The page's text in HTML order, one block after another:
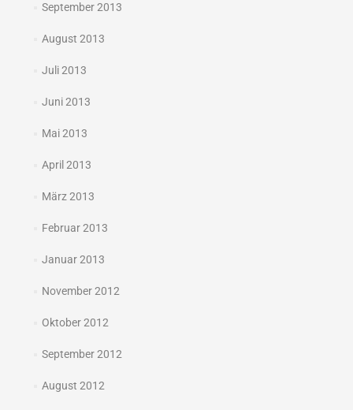
September 2013
August 2013
Juli 2013
Juni 2013
Mai 2013
April 2013
März 2013
Februar 2013
Januar 2013
November 2012
Oktober 2012
September 2012
August 2012